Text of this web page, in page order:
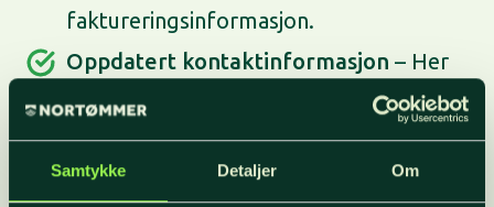
Samtykke Detaljer Om
faktureringsinformasjon.
Oppdatert kontaktinformasjon – Her
finner du kontaktinformasjon lett
tilgjengelig om du trenger å komme i
kontakt med oss.